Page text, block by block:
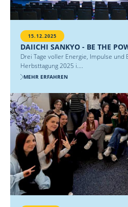
15.12.2025
DAIICHI SANKYO - BE THE
Drei Tage voller Energie, Impulse und
Herbsttagung 2025 i....
MEHR ERFAHREN